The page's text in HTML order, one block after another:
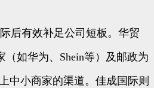
后有效补足公司短板。华贸
如华为、Shein等）及邮政为
中小商家的渠道。佳成国际则